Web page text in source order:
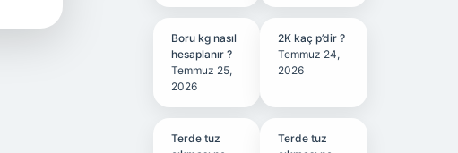
Boru kg nasıl
hesaplanır ?
Temmuz 25,
2026
2K kaç p’dir ?
Temmuz 24,
2026
Terde tuz
Terde tuz